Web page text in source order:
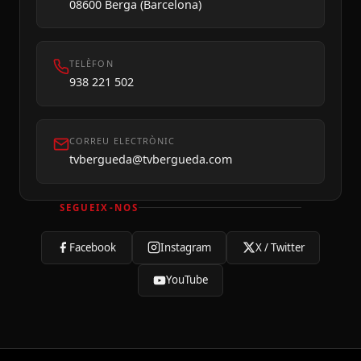
08600 Berga (Barcelona)
TELÈFON
938 221 502
CORREU ELECTRÒNIC
tvbergueda@tvbergueda.com
SEGUEIX-NOS
Facebook Instagram X / Twitter
YouTube